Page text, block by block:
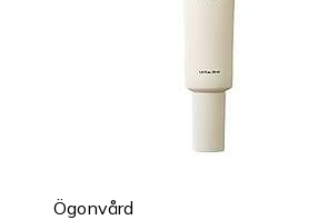
Ögonvård